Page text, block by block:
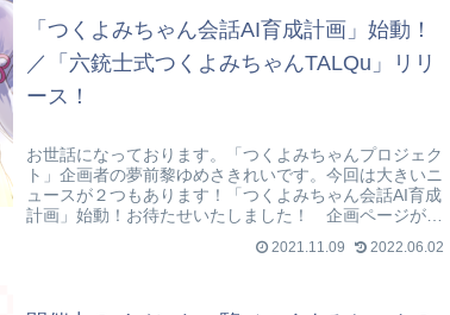
「つくよみちゃん会話AI育成計画」始動！
／「六銃士式つくよみちゃんTALQu」リリ
ース！
お世話になっております。「つくよみちゃんプロジェク
ト」企画者の夢前黎ゆめさきれいです。今回は大きいニ
ュースが２つもあります！「つくよみちゃん会話AI育成
計画」始動！お待たせいたしました！ 企画ページがで
2021.11.09 2022.06.02